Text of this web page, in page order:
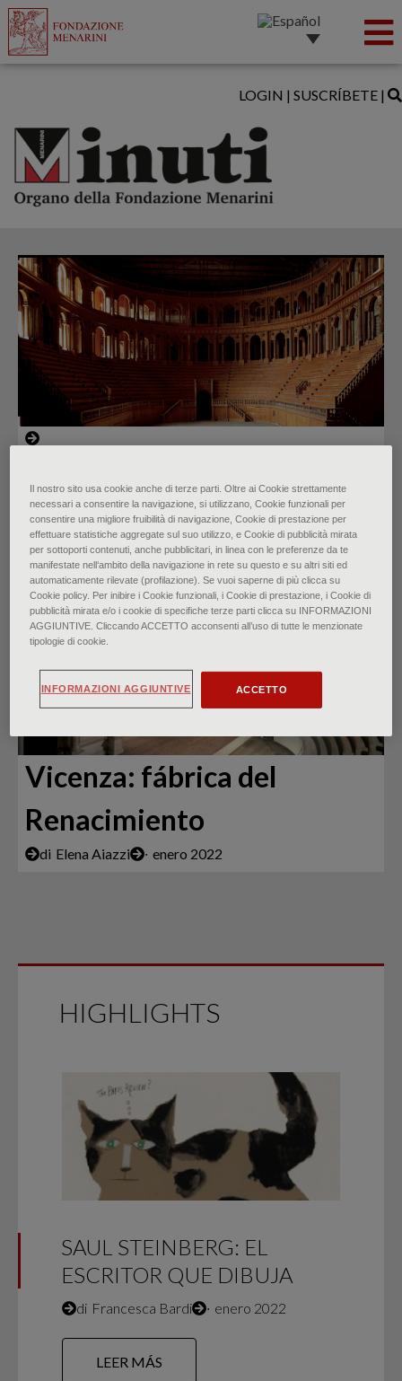
LOGIN | SUSCRÍBETE |
a brillar
di Federico Poletti ∙ enero 2024
Vicenza: fábrica del
Renacimiento
di Elena Aiazzi ∙ enero 2022
HIGHLIGHTS
SAUL STEINBERG: EL
ESCRITOR QUE DIBUJA
di Francesca Bardi ∙ enero 2022
LEER MÁS
Il nostro sito usa cookie anche di terze parti. Oltre ai Cookie strettamente
necessari a consentire la navigazione, si utilizzano, Cookie funzionali per
consentire una migliore fruibilità di navigazione, Cookie di prestazione per
effettuare statistiche aggregate sul suo utilizzo, e Cookie di pubblicità mirata
per sottoporti contenuti, anche pubblicitari, in linea con le preferenze da te
manifestate nell‘ambito della navigazione in rete su questo e su altri siti ed
automaticamente rilevate (profilazione). Se vuoi saperne di più clicca su
Cookie policy. Per inibire i Cookie funzionali, i Cookie di prestazione, i Cookie di
pubblicità mirata e/o i cookie di specifiche terze parti clicca su INFORMAZIONI
AGGIUNTIVE. Cliccando ACCETTO acconsenti all’uso di tutte le menzionate
tipologie di cookie.
ACCETTO
INFORMAZIONI AGGIUNTIVE